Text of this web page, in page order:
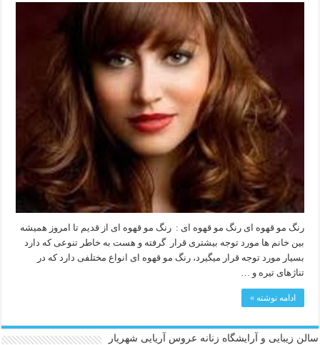
رنگ مو قهوه ای رنگ مو قهوه ای : رنگ مو قهوه ای از قدیم تا امروز همیشه
بین خانم ها مورد توجه بیشتری قرار گرفته و هست به خاطر تنوعی که دارد
بسیار مورد توجه قرار میگیرد، رنگ مو قهوه ای انواع مختلفی دارد که در
تناژهای تیره و …
ادامه نوشته »
سالن زیبایی و آرایشگاه زنانه عروس آریایی شهریار